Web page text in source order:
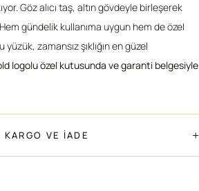
Göz alıcı taş, altın gövdeyle birleşerek
gündelik kullanıma uygun hem de özel
zamansız şıklığın en güzel
logolu özel kutusunda ve garanti belgesiyle
KARGO VE İADE +